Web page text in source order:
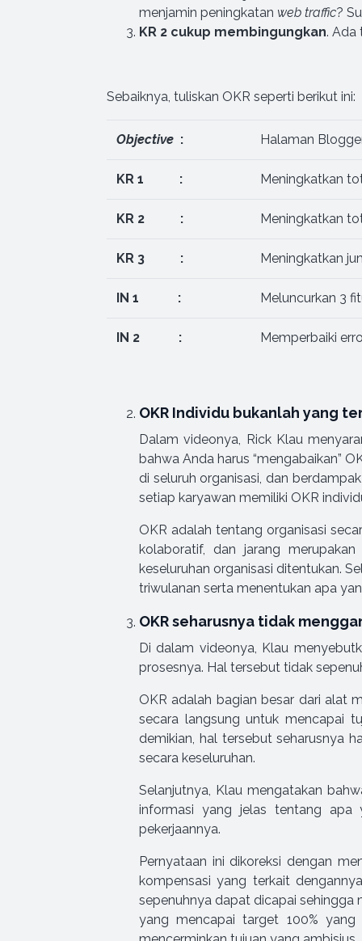
menjamin peningkatan web traffic?
KR 2 cukup membingungkan. Ada
Sebaiknya, tuliskan OKR seperti berikut ini:
Objective : Halaman
KR 1 : Meningkatkan
KR 2 : Meningkatkan
KR 3 : Meningkatkan
IN 1 : Meluncurkan 3
IN 2 : Memperbaiki
OKR Individu bukanlah yang
Dalam videonya, Rick Klau
bahwa Anda harus “mengabaikan”
di seluruh organisasi, dan
setiap karyawan memiliki OKR
OKR adalah tentang organisasi
kolaboratif, dan jarang
keseluruhan organisasi ditentukan.
triwulanan serta menentukan apa
OKR seharusnya tidak
Di dalam videonya, Klau
prosesnya. Hal tersebut tidak
OKR adalah bagian besar dari alat
secara langsung untuk mencapai
demikian, hal tersebut seharusnya
secara keseluruhan.
Selanjutnya, Klau mengatakan
informasi yang jelas tentang apa
pekerjaannya.
Pernyataan ini dikoreksi dengan
kompensasi yang terkait
sepenuhnya dapat dicapai sehingga
yang mencapai target 100%